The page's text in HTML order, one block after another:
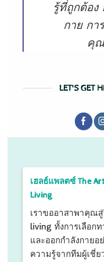
รู้ที่ถูกต้อง
กาย ก
คุ
LET'S GET
เฮลธ์แพลตซ์ The
Living
เราขออาสาพาคุณ
living ทั้งการเลือก
และออกกำลังกายอ
ความรู้จากทีมผู้เชี่